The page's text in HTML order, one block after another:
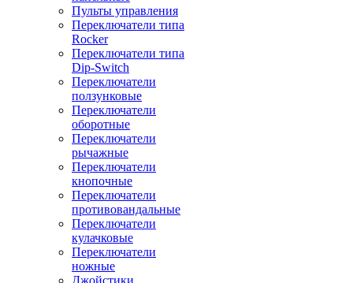
Пульты управления
Переключатели типа
Rocker
Переключатели типа
Dip-Switch
Переключатели
ползунковые
Переключатели
оборотные
Переключатели
рычажные
Переключатели
кнопочные
Переключатели
противовандальные
Переключатели
кулачковые
Переключатели
ножные
Джойстики